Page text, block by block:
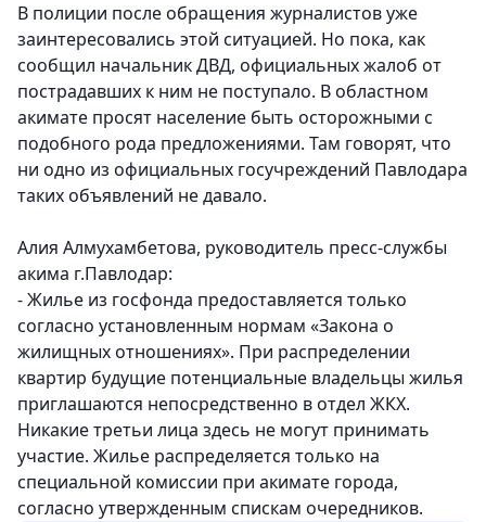
В полиции после обращения журналистов уже
заинтересовались этой ситуацией. Но пока, как
сообщил начальник ДВД, официальных жалоб от
пострадавших к ним не поступало. В областном
акимате просят население быть осторожными с
подобного рода предложениями. Там говорят, что
ни одно из официальных госучреждений Павлодара
таких объявлений не давало.
Алия Алмухамбетова, руководитель пресс-службы
акима г.Павлодар:
- Жилье из госфонда предоставляется только
согласно установленным нормам «Закона о
жилищных отношениях». При распределении
квартир будущие потенциальные владельцы жилья
приглашаются непосредственно в отдел ЖКХ.
Никакие третьи лица здесь не могут принимать
участие. Жилье распределяется только на
специальной комиссии при акимате города,
согласно утвержденным спискам очередников.